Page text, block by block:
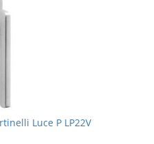
Luce P LP22V